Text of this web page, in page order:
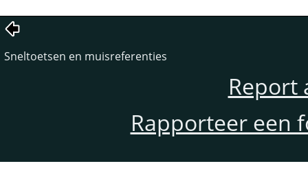
Sneltoetsen en muisreferenties
Report
Rapporteer een